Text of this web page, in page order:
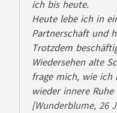
ich bis heute.
Heute lebe ich in
Partnerschaft und
Trotzdem
Wiedersehen alte
frage mich, wie ich
wieder innere
[Wunderblume, 26